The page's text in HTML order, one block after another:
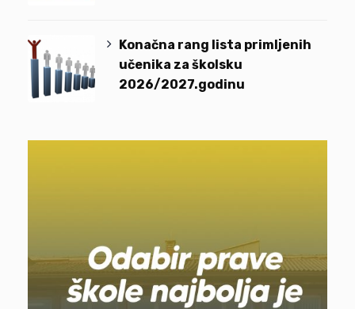
Konačna rang lista primljenih
učenika za školsku
2026/2027.godinu